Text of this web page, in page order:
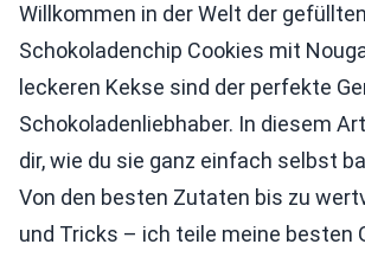
Willkommen in der Welt der gefüllten
Schokoladenchip Cookies mit
leckeren Kekse sind der perfekte
Schokoladenliebhaber. In diesem
dir, wie du sie ganz einfach selbst
Von den besten Zutaten bis zu
und Tricks – ich teile meine besten